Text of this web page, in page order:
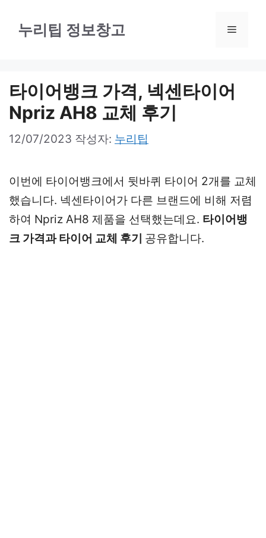
건
너
뛰
누리팁 정보창고 메
타이어뱅크 가격, 넥센타이어
Npriz AH8 교체 후기
12/07/2023 작성자: 누리팁
이번에 타이어뱅크에서 뒷바퀴 타이어 2개를 교체
했습니다. 넥센타이어가 다른 브랜드에 비해 저렴
하여 Npriz AH8 제품을 선택했는데요. 타이어뱅
크 가격과 타이어 교체 후기 공유합니다.